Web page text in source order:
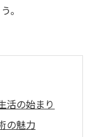
。
活の始まり
の魅力